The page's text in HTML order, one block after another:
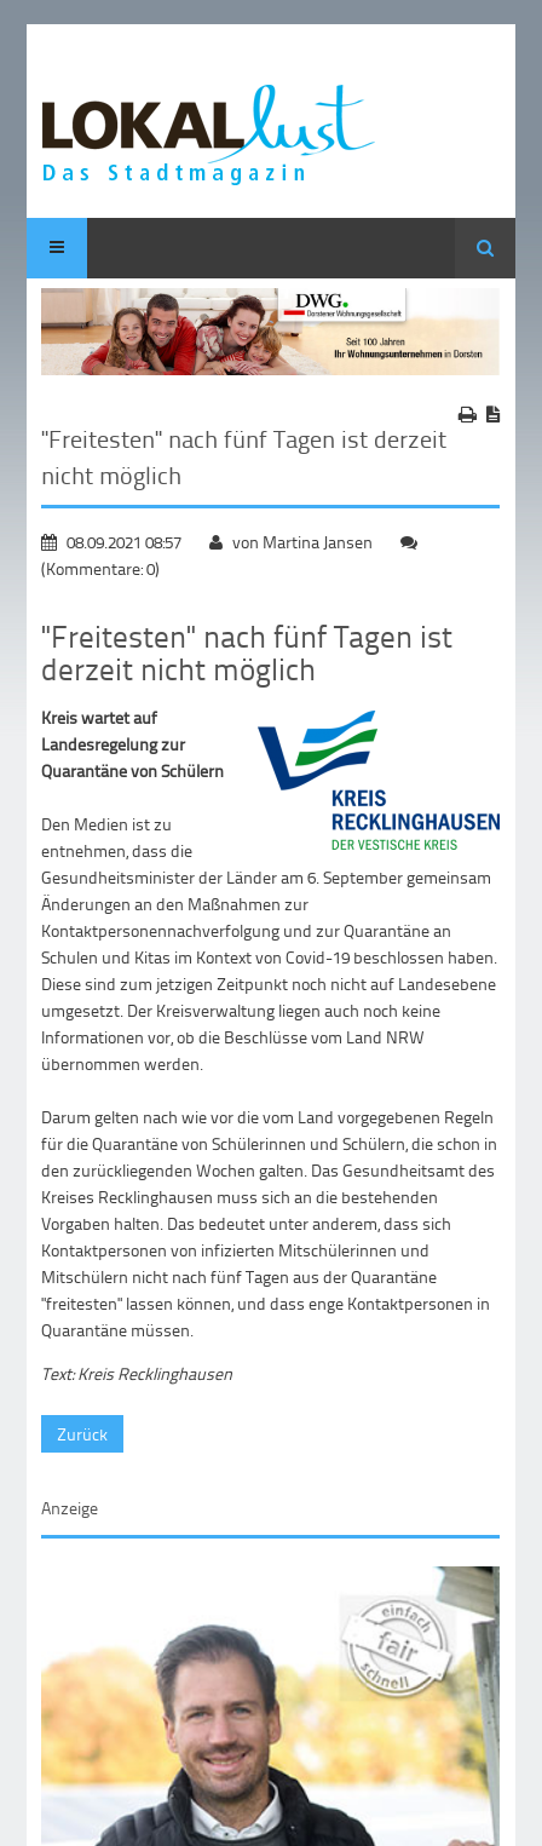
Suche
"Freitesten" nach fünf Tagen ist derzeit
nicht möglich
08.09.2021 08:57
von Martina Jansen
(Kommentare: 0)
"Freitesten" nach fünf Tagen ist
derzeit nicht möglich
Kreis wartet auf
Landesregelung zur
Quarantäne von Schülern
Den Medien ist zu
entnehmen, dass die
Gesundheitsminister der Länder am 6. September gemeinsam
Änderungen an den Maßnahmen zur
Kontaktpersonennachverfolgung und zur Quarantäne an
Schulen und Kitas im Kontext von Covid-19 beschlossen haben.
Diese sind zum jetzigen Zeitpunkt noch nicht auf Landesebene
umgesetzt. Der Kreisverwaltung liegen auch noch keine
Informationen vor, ob die Beschlüsse vom Land NRW
übernommen werden.
Darum gelten nach wie vor die vom Land vorgegebenen Regeln
für die Quarantäne von Schülerinnen und Schülern, die schon in
den zurückliegenden Wochen galten. Das Gesundheitsamt des
Kreises Recklinghausen muss sich an die bestehenden
Vorgaben halten. Das bedeutet unter anderem, dass sich
Kontaktpersonen von infizierten Mitschülerinnen und
Mitschülern nicht nach fünf Tagen aus der Quarantäne
"freitesten" lassen können, und dass enge Kontaktpersonen in
Quarantäne müssen.
Text: Kreis Recklinghausen
Zurück
Anzeige